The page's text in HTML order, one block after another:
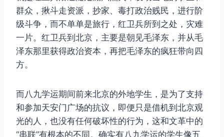
群众，揪斗走资派，抄家、毒打政治贱民，进行阶
级斗争，而不单单是旅行，红卫兵所到之处，灾难
一片。红卫兵到北京，主要是朝见毛泽东，并从毛
泽东那里获得政治资本，再把毛泽东的疯狂带向四
方。
而八九学运期间前来北京的外地学生，是为了支持
和参加天安门广场的抗议，即便只是借机到北京观
光的人，也没有任何破坏性的行为，这和文革中的
“串联”有根本的不同。确实有八九学运的学生像五